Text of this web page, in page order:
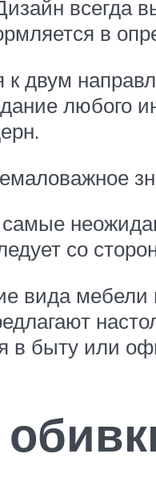
всегда
в
двум
любого
со
вида
в быту или